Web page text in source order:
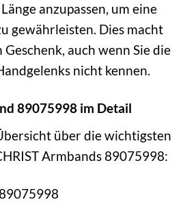
anzupassen, um eine
gewährleisten. Dies macht
auch wenn Sie die
nicht kennen.
89075998 im Detail
über die wichtigsten
Armbands 89075998:
89075998